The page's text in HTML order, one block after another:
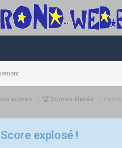
scores 🏆 Scores élevés
explosé !